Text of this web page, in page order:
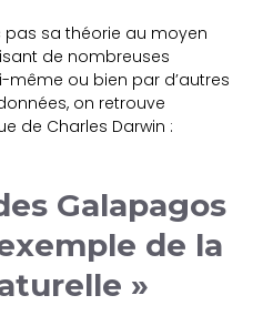
sa théorie au moyen
de nombreuses
ou bien par d’autres
on retrouve
de Charles Darwin :
Galapagos
de la
»